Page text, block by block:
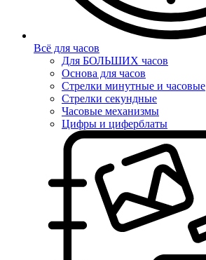
Всё для часов
Для БОЛЬШИХ часов
Основа для часов
Стрелки минутные и часовые
Стрелки секундные
Часовые механизмы
Цифры и циферблаты